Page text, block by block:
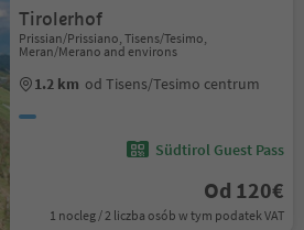
Tirolerhof
Prissian/Prissiano, Tisens/Tesimo,
Meran/Merano and environs
1.2 km od Tisens/Tesimo centrum
Südtirol Guest Pass
Od 120€
1 nocleg / 2 liczba osób w tym podatek VAT